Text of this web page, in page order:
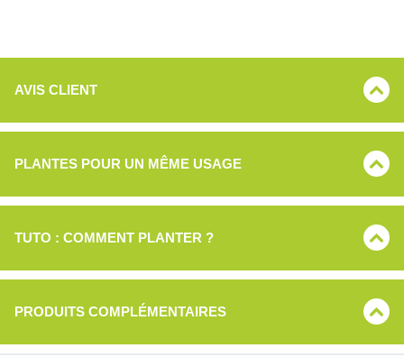
AVIS CLIENT
PLANTES POUR UN MÊME USAGE
TUTO : COMMENT PLANTER ?
PRODUITS COMPLÉMENTAIRES